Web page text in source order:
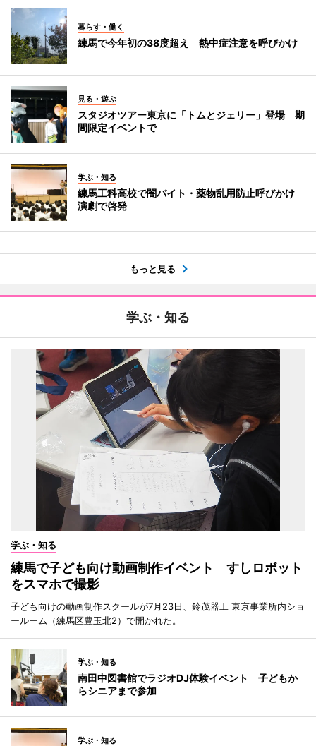
暮らす・働く
練馬で今年初の38度超え 熱中症注意を呼びかけ
見る・遊ぶ
スタジオツアー東京に「トムとジェリー」登場 期
間限定イベントで
学ぶ・知る
練馬工科高校で闇バイト・薬物乱用防止呼びかけ
演劇で啓発
もっと見る
学ぶ・知る
学ぶ・知る
練馬で子ども向け動画制作イベント すしロボット
をスマホで撮影
子ども向けの動画制作スクールが7月23日、鈴茂器工 東京事業所内ショ
ールーム（練馬区豊玉北2）で開かれた。
学ぶ・知る
南田中図書館でラジオDJ体験イベント 子どもか
らシニアまで参加
学ぶ・知る